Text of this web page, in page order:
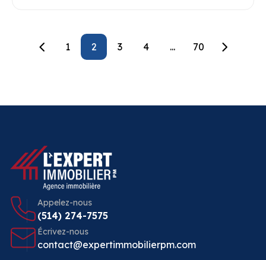
1 2 3 4 ... 70
Appelez-nous
(514) 274-7575
Écrivez-nous
contact@expertimmobilierpm.com